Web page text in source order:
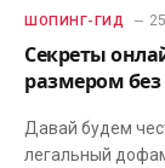
ШОПИНГ-ГИД
Секреты
размером
Давай будем
легальный